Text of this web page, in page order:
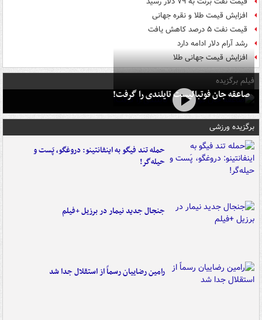
افزایش قیمت طلا و نقره جهانی
قیمت نفت ۵ درصد کاهش یافت
رشد آرام دلار ادامه دارد
افزایش قیمت جهانی طلا
فیلم برگزیده
صاعقه جان فوتبالیست تایلندی را گرفت!
برگزیده ورزشی
حمله تند فیگو به اینفانتینو: دروغگو، پَست‌ و
حیله‌گر!
جنجال جدید نیمار در برزیل +فیلم
رامین رضاییان رسماً از استقلال جدا شد